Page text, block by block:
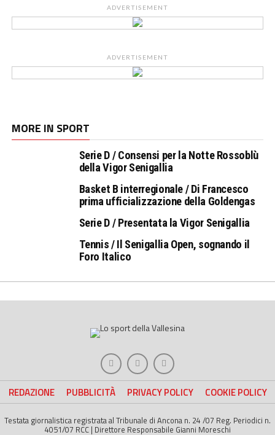
ADVERTISEMENT
ADVERTISEMENT
MORE IN SPORT
Serie D / Consensi per la Notte Rossoblù
della Vigor Senigallia
Basket B interregionale / Di Francesco
prima ufficializzazione della Goldengas
Serie D / Presentata la Vigor Senigallia
Tennis / Il Senigallia Open, sognando il
Foro Italico
REDAZIONE PUBBLICITÀ PRIVACY POLICY COOKIE POLICY
Testata giornalistica registrata al Tribunale di Ancona n. 24 /07 Reg. Periodici n.
4051/07 RCC | Direttore Responsabile Gianni Moreschi